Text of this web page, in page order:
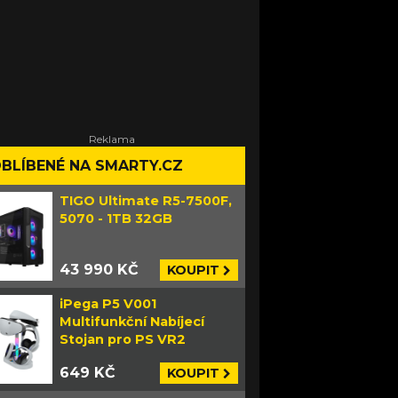
NA SMARTY.CZ
TIGO Ultimate R5-7500F,
5070 - 1TB 32GB
43 990 KČ KOUPIT
iPega P5 V001
Multifunkční Nabíjecí
Stojan pro PS VR2
649 KČ KOUPIT